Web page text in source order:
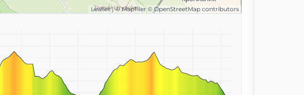
Leaflet | © MapTiler © OpenStreetMap contributors